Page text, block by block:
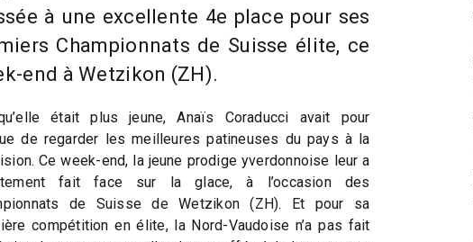
à une excellente 4e place pour ses
Championnats de Suisse élite, ce
end à Wetzikon (ZH).
était plus jeune, Anaïs Coraducci avait pour
de regarder les meilleures patineuses du pays à la
Ce week-end, la jeune prodige yverdonnoise leur a
fait face sur la glace, à l’occasion des
de Suisse de Wetzikon (ZH). Et pour sa
compétition en élite, la Nord-Vaudoise n’a pas fait